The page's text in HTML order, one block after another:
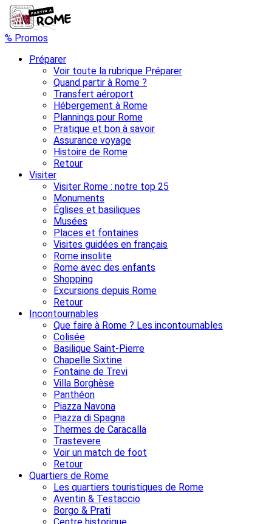
% Promos
Préparer
Voir toute la rubrique Préparer
Quand partir à Rome ?
Transfert aéroport
Hébergement à Rome
Plannings pour Rome
Pratique et bon à savoir
Assurance voyage
Histoire de Rome
Retour
Visiter
Visiter Rome : notre top 25
Monuments
Églises et basiliques
Musées
Places et fontaines
Visites guidées en français
Rome insolite
Rome avec des enfants
Shopping
Excursions depuis Rome
Retour
Incontournables
Que faire à Rome ? Les incontournables
Colisée
Basilique Saint-Pierre
Chapelle Sixtine
Fontaine de Trevi
Villa Borghèse
Panthéon
Piazza Navona
Piazza di Spagna
Thermes de Caracalla
Trastevere
Voir un match de foot
Retour
Quartiers de Rome
Les quartiers touristiques de Rome
Aventin & Testaccio
Borgo & Prati